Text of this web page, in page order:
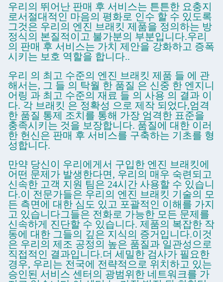
우리의 뛰어난 판매 후 서비스는 튼튼한 요충지
로서절대적인 마음의 평화로 인수 할 수 있도록
그것은 우리의 엔진 브래킷 제품을 정의하는 방
정식의 본질적이고 불가분의 부분입니다.우리
의 판매 후 서비스는 가치 제안을 강화하고 증폭
시키는 보호 역할을 합니다..
우리 의 최고 수준의 엔진 브래킷 제품 들 에 관
해서는, 그 들 의 탁월 한 품질 은 신중 한 엔지니
어링 과 최고 수준의 재료 들 의 사용 의 결과 이
다. 각 브래킷 은 정확성 으로 제작 되었다,엄격
한 품질 통제 조치를 통해 가장 엄격한 표준을
충족시키는 것을 보장합니다. 품질에 대한 이러
한 헌신은 판매 후 서비스를 구축하는 기초를 형
성합니다.
만약 당신이 우리에게서 구입한 엔진 브래킷에
어떤 문제가 발생한다면, 우리의 매우 숙련되고
신속한 고객 지원 팀은 24시간 사용할 수 있습니
다.이 전문가들은 우리의 엔진 브래킷 기술의 모
든 측면에 대한 심도 있고 포괄적인 이해를 가지
고 있습니다그들은 전화로 가능한 모든 문제를
신속하게 진단할 수 있습니다. 제품의 복잡한 작
동에 대한 그들의 깊은 지식의 증거입니다.이것
은 우리의 제조 공정의 높은 품질과 일관성으로
직접적인 결과입니다.더 세밀한 검사가 필요한
경우, 우리는 전국에 전략적으로 위치하고 있는
승인된 서비스 센터의 광범위한 네트워크를 가